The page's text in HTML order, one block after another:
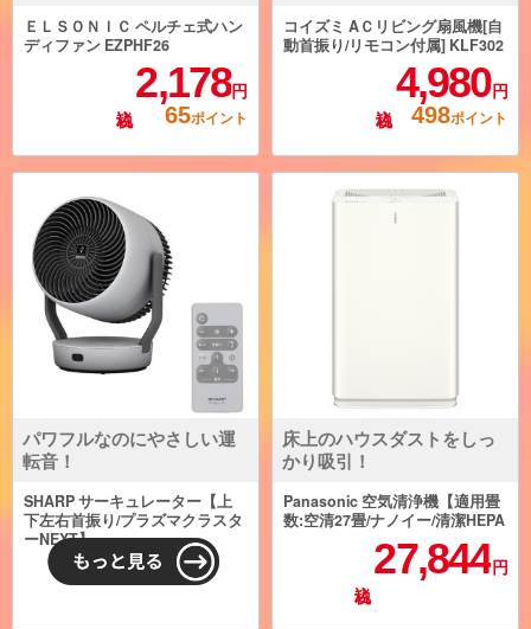
ＥＬＳＯＮＩＣ ペルチェ式ハン
ディファン EZPHF26
2,178円
65ポイント
コイズミ AＣリビング扇風機[自
動首振り/リモコン付属] KLF302
4,980 円
498ポイント
パワフルなのにやさしい運
転音！
SHARP サーキュレーター【上
下左右首振り/プラズマクラスタ
ーNEXT】
床上のハウスダストをしっ
かり吸引！
Panasonic 空気清浄機【適用畳
数:空清27畳/ナノイー/清潔HEPA
フィルター/ホワイト】 F-PX60C
27,844 円